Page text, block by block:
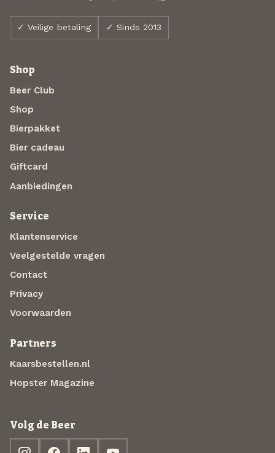
✓ Veilige betaling ✓ Sinds 2013
Shop
Beer Club
Shop
Bierpakket
Bier cadeau
Giftcard
Aanbiedingen
Service
Klantenservice
Veelgestelde vragen
Contact
Privacy
Voorwaarden
Partners
Kaarsbestellen.nl
Hopster Magazine
Volg de Beer